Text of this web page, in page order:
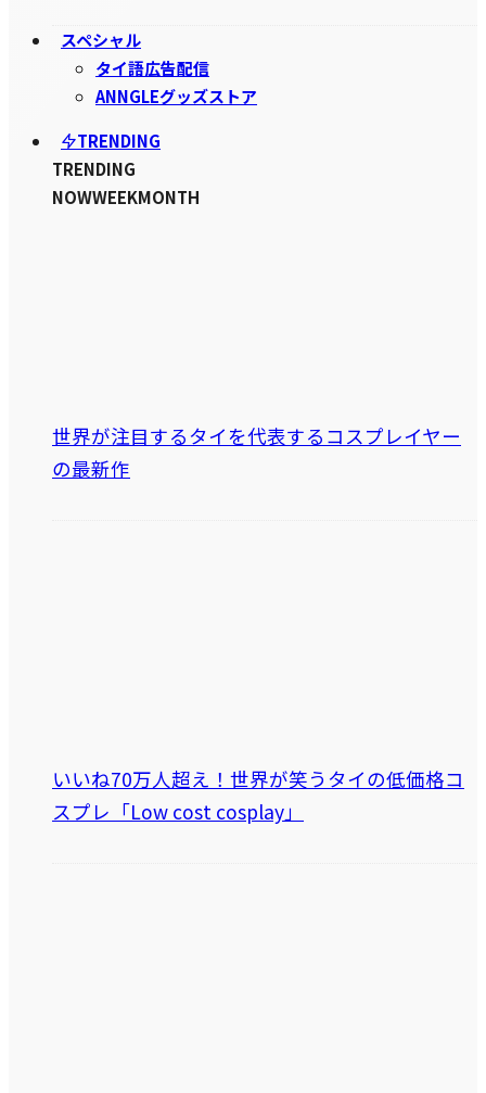
スペシャル
タイ語広告配信
ANNGLEグッズストア
TRENDING
TRENDING
NOWWEEKMONTH
世界が注目するタイを代表するコスプレイヤー
の最新作
いいね70万人超え！世界が笑うタイの低価格コ
スプレ「Low cost cosplay」